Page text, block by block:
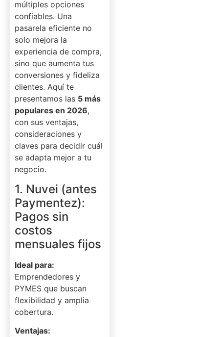
múltiples opciones
confiables. Una
pasarela eficiente no
solo mejora la
experiencia de compra,
sino que aumenta tus
conversiones y fideliza
clientes. Aquí te
presentamos las 5 más
populares en 2026,
con sus ventajas,
consideraciones y
claves para decidir cuál
se adapta mejor a tu
negocio.
1. Nuvei (antes
Paymentez):
Pagos sin
costos
mensuales fijos
Ideal para:
Emprendedores y
PYMES que buscan
flexibilidad y amplia
cobertura.
Ventajas: